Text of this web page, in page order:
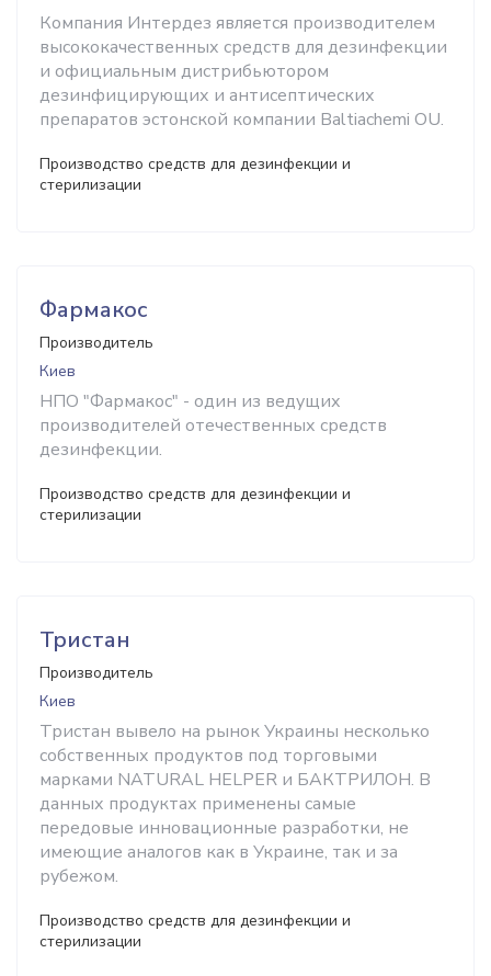
Компания Интердез является производителем
высококачественных средств для дезинфекции
и официальным дистрибьютором
дезинфицирующих и антисептических
препаратов эстонской компании Baltiachemi OU.
Производство средств для дезинфекции и
стерилизации
Фармакос
Производитель
Киев
НПО "Фармакос" - один из ведущих
производителей отечественных средств
дезинфекции.
Производство средств для дезинфекции и
стерилизации
Тристан
Производитель
Киев
Тристан вывело на рынок Украины несколько
собственных продуктов под торговыми
марками NATURAL HELPER и БАКТРИЛОН. В
данных продуктах применены самые
передовые инновационные разработки, не
имеющие аналогов как в Украине, так и за
рубежом.
Производство средств для дезинфекции и
стерилизации